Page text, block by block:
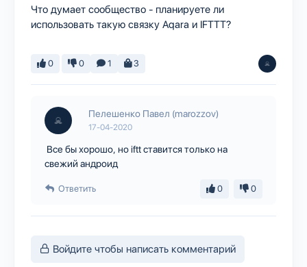
Что думает сообщество - планируете ли
использовать такую связку Aqara и IFTTT?
0 0 1 3
Пелешенко Павел (marozzov)
17-04-2020
Все бы хорошо, но iftt ставится только на
свежий андроид
Ответить 0 0
Войдите чтобы написать комментарий